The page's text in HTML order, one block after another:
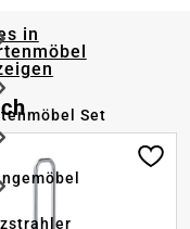
in
Set